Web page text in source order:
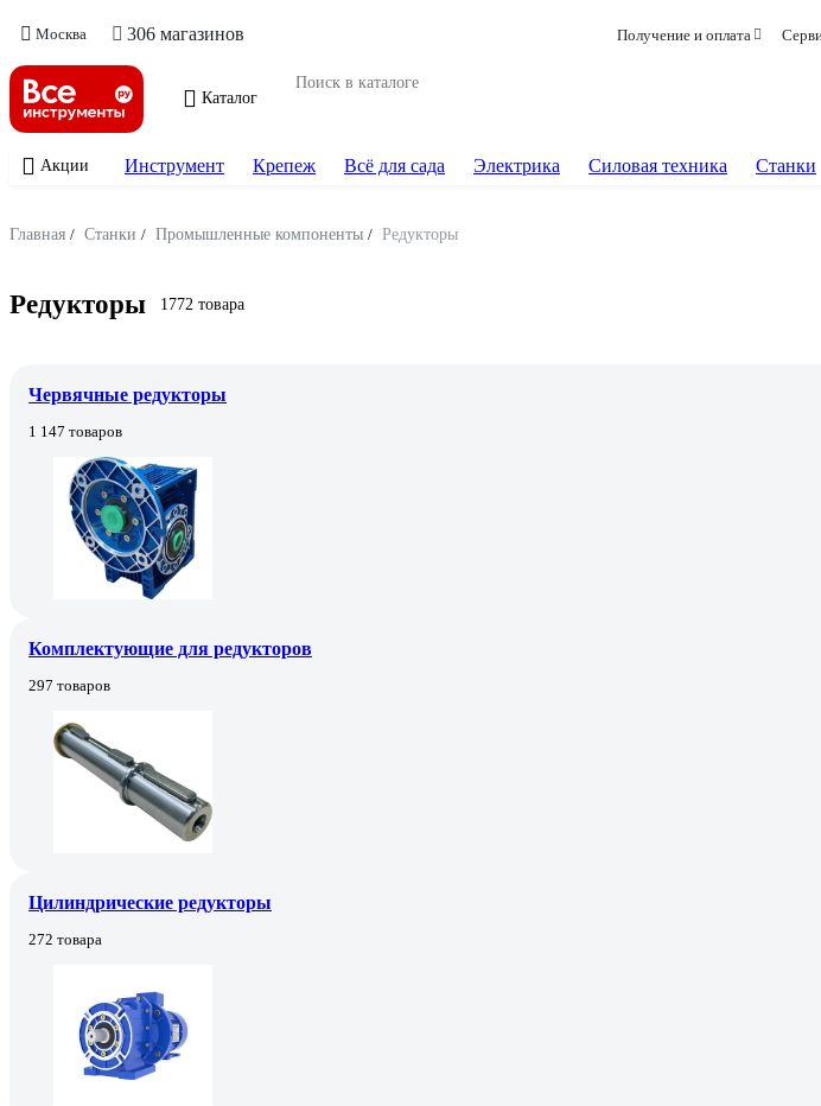
Москва 306 магазинов Получение и оплата
Каталог
Акции Инструмент Крепеж Всё для сада Электрика Силовая техника Станки
Главная / Станки / Промышленные компоненты / Редукторы
Редукторы 1772 товара
Червячные редукторы
1 147 товаров
Комплектующие для редукторов
297 товаров
Цилиндрические редукторы
272 товара